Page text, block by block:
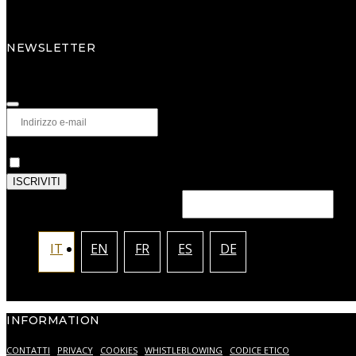
NEWSLETTER
ISCRIVITI
IT EN FR ES DE
INFORMATION
CONTATTI PRIVACY COOKIES WHISTLEBLOWING CODICE ETICO